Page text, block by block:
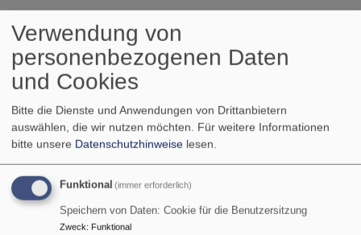
Pfarramtliche
Bescheinigung
Was muss ich tun, wenn ich eine pfarramtliche
Bescheinigung benötige?
Wenn Sie eine pfarramtliche Bescheinigung wie z.B.
eine Taufbescheinigung, eine Patenbescheinigung,
einen Matrikelauszug, einen EIntrag ins Stammbuch
usw. benötigen, dann wenden Sie sich bitte zu den
Verwendung von
personenbezogenen Daten
und Cookies
Bitte die Dienste und Anwendungen von Drittanbietern
auswählen, die wir nutzen möchten. Für weitere Informationen
bitte unsere Datenschutzhinweise lesen.
Funktional (immer erforderlich)
Speichern von Daten: Cookie für die Benutzersitzung
Zweck: Funktional